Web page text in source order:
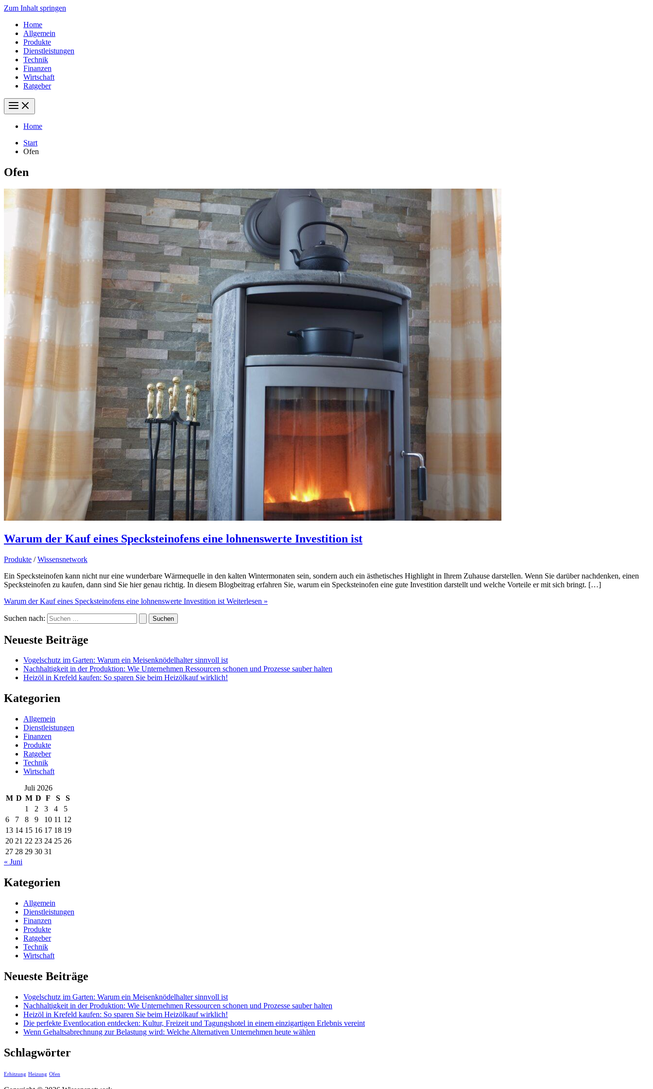
Zum Inhalt springen
Home
Allgemein
Produkte
Dienstleistungen
Technik
Finanzen
Wirtschaft
Ratgeber
Home
Start
Ofen
Ofen
Warum der Kauf eines Specksteinofens eine lohnenswerte Investition ist
Produkte /Wissensnetwork
Ein Specksteinofen kann nicht nur eine wunderbare Wärmequelle in den kalten Wintermonaten sein, sondern auch ein ästhetisches Highlight in Ihrem Zuhause darstellen. Wenn Sie darüber nachdenken, einen
Specksteinofen zu kaufen, dann sind Sie hier genau richtig. In diesem Blogbeitrag erfahren Sie, warum ein Specksteinofen eine gute Investition darstellt und welche Vorteile er mit sich bringt. […]
Warum der Kauf eines Specksteinofens eine lohnenswerte Investition ist Weiterlesen »
Suchen nach:
Neueste Beiträge
Vogelschutz im Garten: Warum ein Meisenknödelhalter sinnvoll ist
Nachhaltigkeit in der Produktion: Wie Unternehmen Ressourcen schonen und Prozesse sauber halten
Heizöl in Krefeld kaufen: So sparen Sie beim Heizölkauf wirklich!
Kategorien
Allgemein
Dienstleistungen
Finanzen
Produkte
Ratgeber
Technik
Wirtschaft
Juli 2026
M D M D F S
S
1
2 3 4
5
6
7 8 9 10 11 12
13 14 15 16 17 18 19
20 21 22 23 24 25 26
27 28 29 30 31
« Juni
Kategorien
Allgemein
Dienstleistungen
Finanzen
Produkte
Ratgeber
Technik
Wirtschaft
Neueste Beiträge
Vogelschutz im Garten: Warum ein Meisenknödelhalter sinnvoll ist
Nachhaltigkeit in der Produktion: Wie Unternehmen Ressourcen schonen und Prozesse sauber halten
Heizöl in Krefeld kaufen: So sparen Sie beim Heizölkauf wirklich!
Die perfekte Eventlocation entdecken: Kultur, Freizeit und Tagungshotel in einem einzigartigen Erlebnis vereint
Wenn Gehaltsabrechnung zur Belastung wird: Welche Alternativen Unternehmen heute wählen
Schlagwörter
Erhitzung Heizung Ofen